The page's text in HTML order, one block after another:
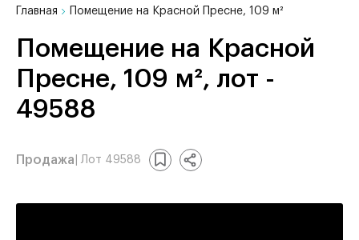
Главная Помещение на Красной Пресне, 109 м²
Помещение на Красной
Пресне, 109 м², лот -
49588
Продажа | Лот 49588